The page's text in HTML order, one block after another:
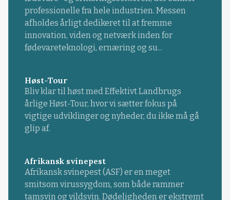
professionelle fra hele industrien. Messen
afholdes årligt dedikeret til at fremme
innovation, viden og netværk inden for
fødevareteknologi, ernæring og su...
Høst-Tour
Bliv klar til høst med Effektivt Landbrugs
årlige Høst-Tour, hvor vi sætter fokus på
vigtige udviklinger og nyheder, du ikke må gå
glip af.
Afrikansk svinepest
Afrikansk svinepest (ASF) er en meget
smitsom virussygdom, som både rammer
tamsvin og vildsvin. Dødeligheden er ekstremt